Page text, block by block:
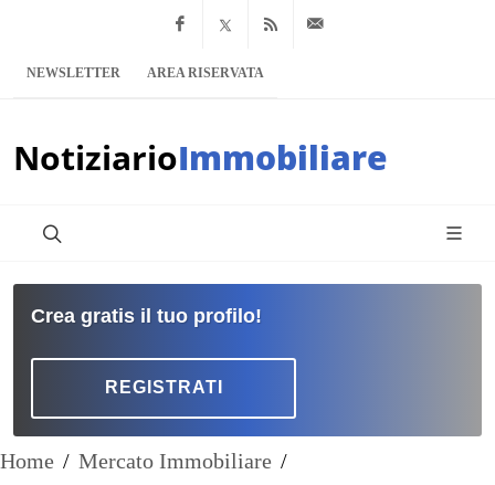
Facebook
x.com Feed RSS
NEWSLETTER AREA RISERVATA
NotiziarioImmobiliare
Crea gratis il tuo profilo!
REGISTRATI
Home / Mercato Immobiliare /